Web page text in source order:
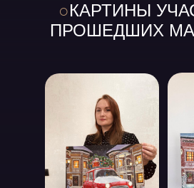
○КАРТИНЫ
ПРОШЕДШИХ